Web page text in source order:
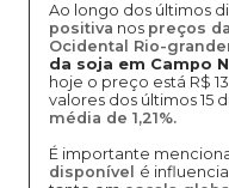
Ao longo dos últimos
positiva nos preços
Ocidental Rio-
da soja em Campo
hoje o preço está R$
valores dos últimos 15
média de 1,21%.
É importante
disponível é